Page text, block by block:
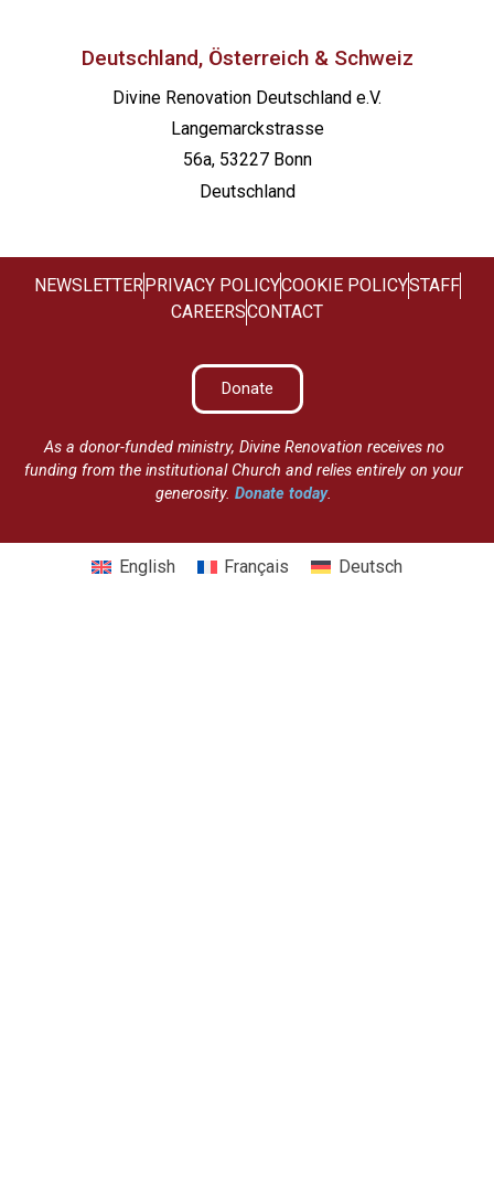
Deutschland, Österreich & Schweiz
Divine Renovation Deutschland e.V.
Langemarckstrasse
56a, 53227 Bonn
Deutschland
NEWSLETTER PRIVACY POLICYCOOKIE POLICYSTAFF
CAREERSCONTACT
Donate
As a donor-funded ministry, Divine Renovation receives no
funding from the institutional Church and relies entirely on your
generosity.Donate today.
English Français Deutsch